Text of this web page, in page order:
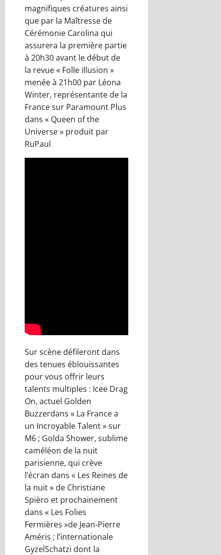
magnifiques créatures ainsi
que par la Maîtresse de
Cérémonie Carolina qui
assurera la première partie
à 20h30avant le début de
la revue « Folle illusion »
menée à 21h00 par Léona
Winter, représentante de la
France sur Paramount Plus
dans « Queen of the
Universe» produit par
RuPaul
Sur scène défileront dans
des tenues éblouissantes
pour vous offrir leurs
talents multiples : Icee Drag
On, actuel Golden
Buzzerdans « La France a
un Incroyable Talent »sur
M6 ; Golda Shower, sublime
caméléon de la nuit
parisienne, qui crève
l’écran dans « Les Reines de
la nuit » de Christiane
Spièro et prochainement
dans « Les Folies
Fermières »de Jean-Pierre
Améris ; l’internationale
GyzelSchatzi dont la